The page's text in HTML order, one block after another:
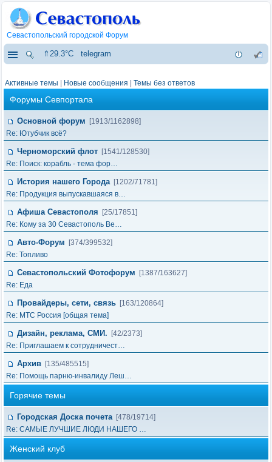
Севастопольский городской Форум
⇑29.3°C telegram
Активные темы Новые сообщения Темы без ответов
Форумы Севпортала
Основной форум
[1913/1162898]
Re: Ютубчик всё?
Черноморский флот [1541/128530]
Re: Поиск: корабль - тема фор…
История нашего Города [1202/71781]
Re: Продукция выпускавшаяся в…
Афиша Севастополя
[25/17851]
Re: Кому за 30 Севастополь Ве…
Авто-Форум
[374/399532]
Re: Топливо
Севастопольский Фотофорум
[1387/163627]
Re: Еда
Провайдеры, сети, связь [163/120864]
Re: МТС Россия [общая тема]
Дизайн, реклама, СМИ.
[42/2373]
Re: Приглашаем к сотрудничест…
Архив [135/485515]
Re: Помощь парню-инвалиду Леш…
Горячие темы
Городская Доска почета [478/19714]
Re: САМЫЕ ЛУЧШИЕ ЛЮДИ НАШЕГО …
Женский клуб